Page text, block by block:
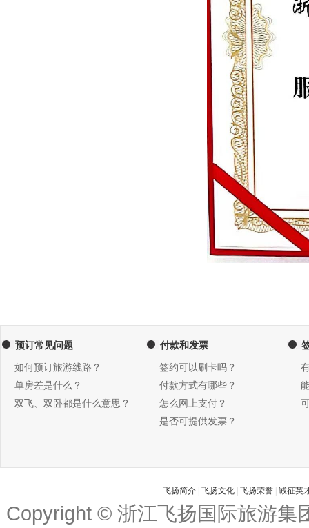
预订常见问题
如何预订旅游线路？
单房差是什么？
双飞、双卧都是什么意思？
付款和发票
签约可以刷卡吗？
付款方式有哪些？
怎么网上支付？
是否可提供发票？
飞扬简介 飞扬文化 飞扬荣誉 诚征英
Copyright © 浙江飞扬国际旅游集